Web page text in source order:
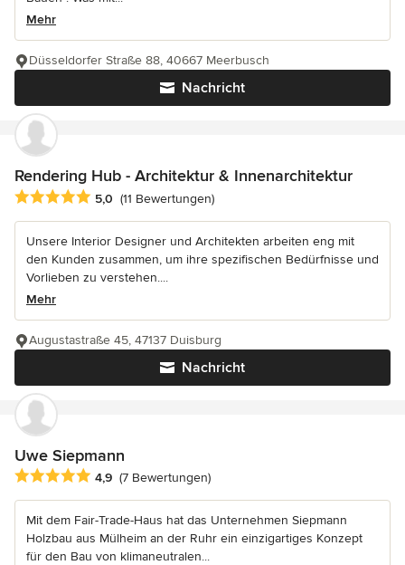
Mehr
Nachricht
Düsseldorfer Straße 88, 40667 Meerbusch
Rendering Hub - Architektur & Innenarchitektur
Durchschnittliche Bewertung: 5 von 5 Sternen
5,0 (11 Bewertungen)
Unsere Interior Designer und Architekten arbeiten eng mit
den Kunden zusammen, um ihre spezifischen Bedürfnisse und
Vorlieben zu verstehen....
Mehr
Nachricht
Augustastraße 45, 47137 Duisburg
Uwe Siepmann
Durchschnittliche Bewertung: 4.9 von 5 Sternen
4,9 (7 Bewertungen)
Mit dem Fair-Trade-Haus hat das Unternehmen Siepmann
Holzbau aus Mülheim an der Ruhr ein einzigartiges Konzept
für den Bau von klimaneutralen...